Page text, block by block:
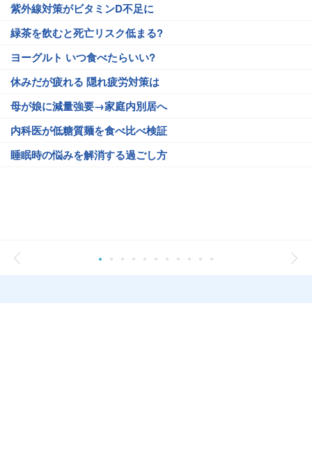
紫外線対策がビタミンD不足に
緑茶を飲むと死亡リスク低まる?
ヨーグルト いつ食べたらいい?
休みだが疲れる 隠れ疲労対策は
母が娘に減量強要→家庭内別居へ
内科医が低糖質麺を食べ比べ検証
睡眠時の悩みを解消する過ごし方